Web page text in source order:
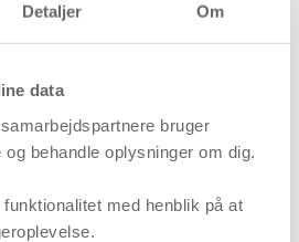
Detaljer Om
data
bruger
behandle oplysninger om dig.
med henblik på at
– Odense